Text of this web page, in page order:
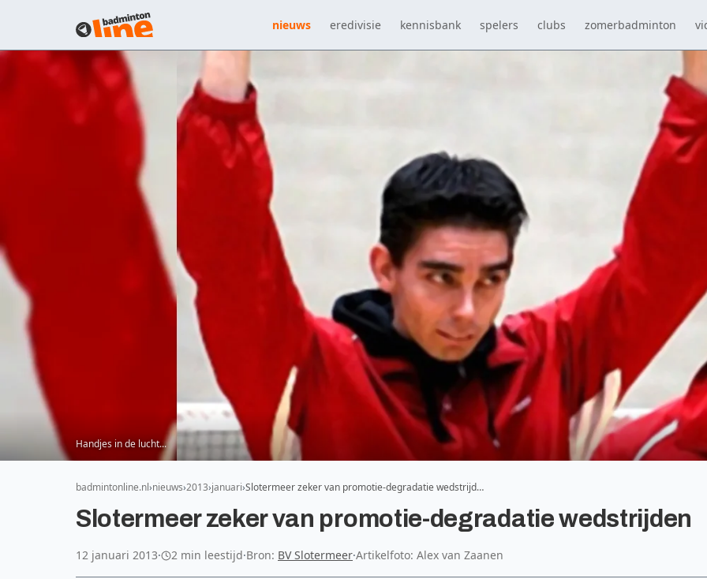
nieuws eredivisie kennisbank spelers clubs zomerbadminton
Handjes in de lucht...
badmintonline.nl nieuws 2013 januari Slotermeer zeker van promotie-degradatie wedstrijd…
Slotermeer zeker van promotie-degradatie wedstrijden
12 januari 2013· 2 min leestijd·Bron: BV Slotermeer·Artikelfoto: Alex van Zaanen